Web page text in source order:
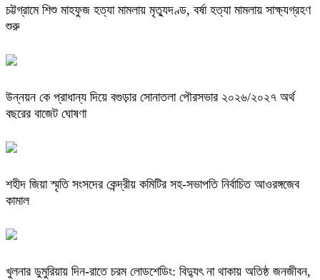
চট্টগ্রামে শিশু মাহফুজ হত্যা মামলায় মৃত্যুদণ্ড, বর্ষা হত্যা মামলায় সাক্ষ্যগ্রহণ
শুরু
উন্নয়ন কে প্রাধান্য দিয়ে বগুড়ার সোনাতলা পৌরসভার ২০২৬/২০২৭ অর্থ
বছরের বাজেট ঘোষণা
শহীদ জিয়া স্মৃতি সংসদের কেন্দ্রীয় কমিটির সহ-সভাপতি নির্বাচিত আওরঙ্গজেব
কামাল
খুলনার ডুমুরিয়ায় দিন-রাতে চরম লোডশেডিং: বিদ্যুৎ না থাকায় অতিষ্ঠ জনজীবন,